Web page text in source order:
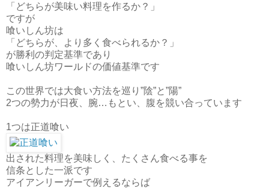
「どちらが美味い料理を作るか？」
ですが
喰いしん坊は
「どちらが、より多く食べられるか？」
が勝利の判定基準であり
喰いしん坊ワールドの価値基準です
この世界では大食い方法を巡り”陰”と”陽”
2つの勢力が日夜、腕…もとい、腹を競い合っています
1つは正道喰い
出された料理を美味しく、たくさん食べる事を
信条とした一派です
アイアンリーガーで例えるならば